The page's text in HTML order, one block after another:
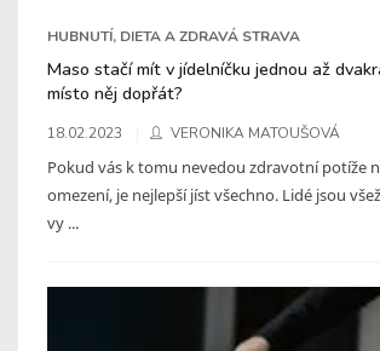
HUBNUTÍ, DIETA A ZDRAVÁ STRAVA
Maso stačí mít v jídelníčku jednou až
místo něj dopřát?
18.02.2023 VERONIKA MATOUŠOVÁ
Pokud vás k tomu nevedou zdravotní potíže
omezení, je nejlepší jíst všechno. Lidé jsou
vy ...